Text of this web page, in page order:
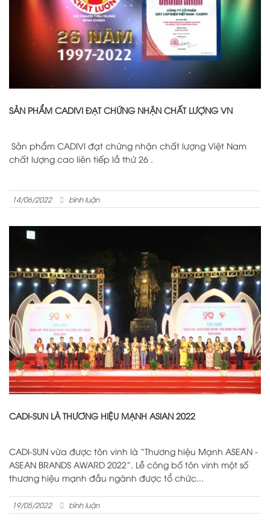
SẢN PHẨM CADIVI ĐẠT CHỨNG NHẬN CHẤT LƯỢNG VN
Sản phẩm CADIVI đạt chứng nhận chất lượng Việt Nam
chất lượng cao liên tiếp lầ thứ 26 .
14/06/2022 bình luận
CADI-SUN LÀ THƯƠNG HIỆU MẠNH ASIAN 2022
CADI-SUN vừa được tôn vinh là “Thương hiệu Mạnh ASEAN -
ASEAN BRANDS AWARD 2022”. Lễ công bố tôn vinh một số
thương hiệu mạnh đầu ngành được tổ chức...
19/05/2022 bình luận